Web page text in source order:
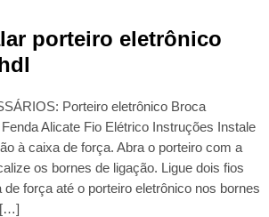
porteiro eletrônico
Porteiro eletrônico Broca
Alicate Fio Elétrico Instruções Instale
à caixa de força. Abra o porteiro com a
os bornes de ligação. Ligue dois fios
de força até o porteiro eletrônico nos bornes
[…]